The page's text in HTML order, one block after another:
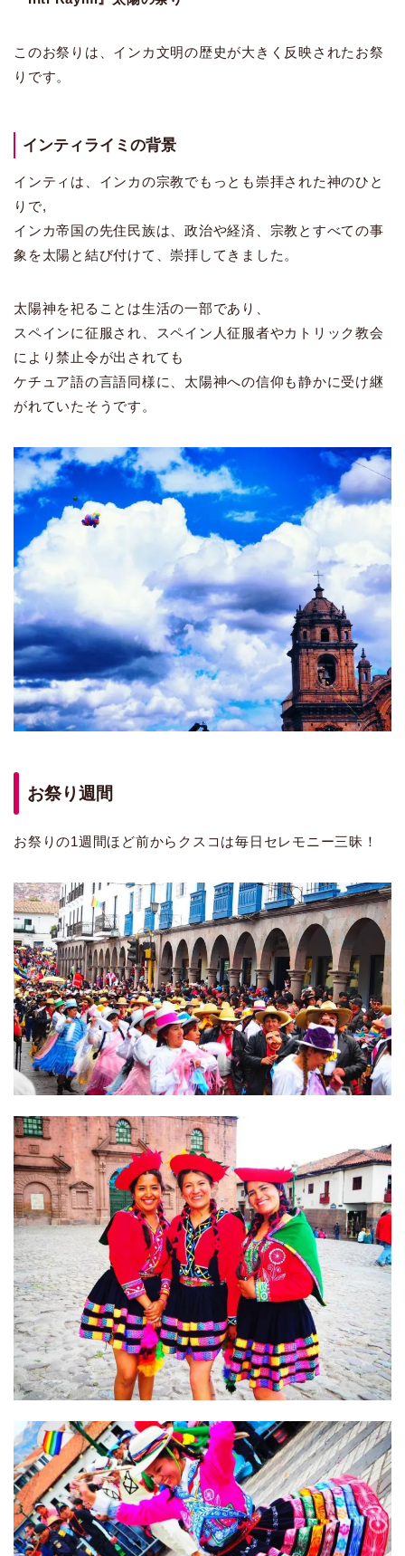
このお祭りは、インカ文明の歴史が大きく反映されたお祭
りです。
インティライミの背景
インティは、インカの宗教でもっとも崇拝された神のひと
りで,
インカ帝国の先住民族は、政治や経済、宗教とすべての事
象を太陽と結び付けて、崇拝してきました。
太陽神を祀ることは生活の一部であり、
スペインに征服され、スペイン人征服者やカトリック教会
により禁止令が出されても
ケチュア語の言語同様に、太陽神への信仰も静かに受け継
がれていたそうです。
お祭り週間
お祭りの1週間ほど前からクスコは毎日セレモニー三昧！